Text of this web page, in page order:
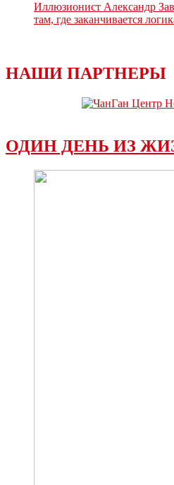
Иллюзионист Александр
там, где заканчивается
НАШИ ПАРТНЕРЫ
ОДИН ДЕНЬ ИЗ